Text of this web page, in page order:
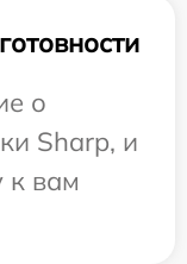
о
Sharp, и
к вам